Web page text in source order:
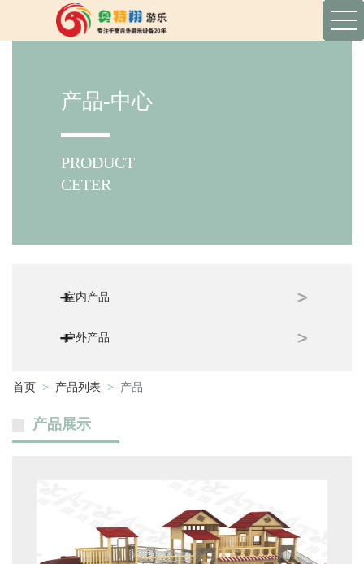
产品-中心
PRODUCT
CETER
室内产品
户外产品
首页 产品列表 产品
产品展示